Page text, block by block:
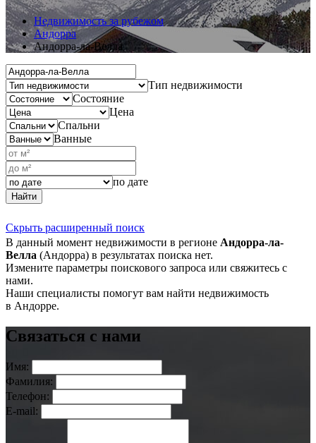
Недвижимость за рубежом
Андорра
Андорра-ла-Велла
Тип недвижимости
Состояние
Цена
Спальни
Ванные
по дате
Найти
Скрыть расширенный поиск
В данный момент недвижимости в регионе Андорра-ла-
Велла (Андорра) в результатах поиска нет.
Измените параметры поискового запроса или свяжитесь с
нами.
Наши специалисты помогут вам найти недвижимость
в Андорре.
Связаться с нами
Имя:
Фамилия:
Телефон:
E-mail: